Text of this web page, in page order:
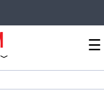
☰